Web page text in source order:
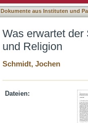
Dokumente aus Instituten und
Was erwartet der
und Religion
Schmidt, Jochen
Dateien: